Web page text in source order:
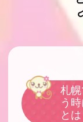
札
う
とは